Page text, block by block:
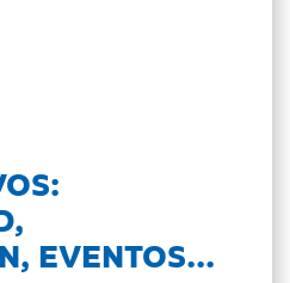
EVENTOS...